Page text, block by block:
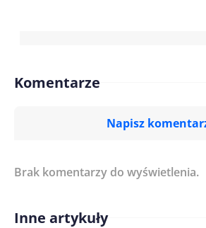
Komentarze
Napisz
Treść komentarza*
Imię/ Nick*
Brak komentarzy do wyświetlenia.
Inne artykuły